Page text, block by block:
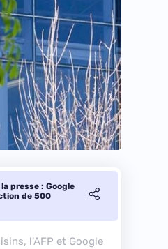
presse : Google
de 500
l'AFP et Google